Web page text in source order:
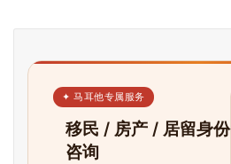
✦ 马耳他专属服务
移民 / 房产 / 居留身份
咨询